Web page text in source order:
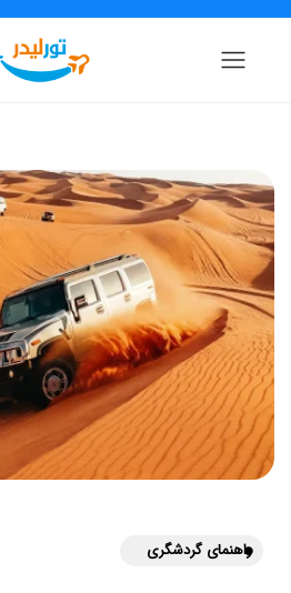
راهنمای گردشگری